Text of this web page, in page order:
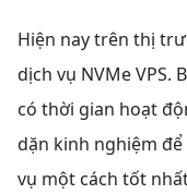
Hiện nay trên thị
dịch vụ NVMe VPS.
có thời gian hoạt
dặn kinh nghiệm
vụ một cách tốt